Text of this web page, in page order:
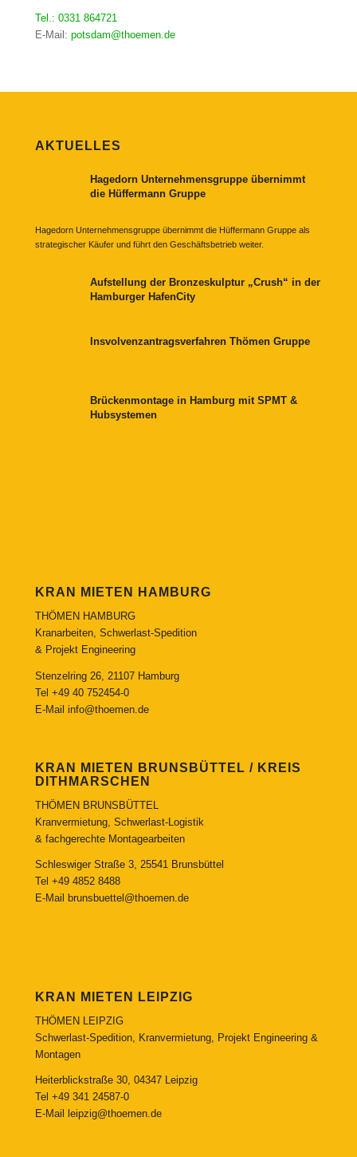
Tel.: 0331 864721
E-Mail: potsdam@thoemen.de
AKTUELLES
Hagedorn Unternehmensgruppe übernimmt
die Hüffermann Gruppe
Hagedorn Unternehmensgruppe übernimmt die Hüffermann Gruppe als
strategischer Käufer und führt den Geschäftsbetrieb weiter.
Aufstellung der Bronzeskulptur „Crush“ in der
Hamburger HafenCity
Insvolvenzantragsverfahren Thömen Gruppe
Brückenmontage in Hamburg mit SPMT &
Hubsystemen
KRAN MIETEN HAMBURG
THÖMEN HAMBURG
Kranarbeiten, Schwerlast-Spedition
& Projekt Engineering
Stenzelring 26, 21107 Hamburg
Tel +49 40 752454-0
E-Mail info@thoemen.de
KRAN MIETEN BRUNSBÜTTEL / KREIS
DITHMARSCHEN
THÖMEN BRUNSBÜTTEL
Kranvermietung, Schwerlast-Logistik
& fachgerechte Montagearbeiten
Schleswiger Straße 3, 25541 Brunsbüttel
Tel +49 4852 8488
E-Mail
brunsbuettel@thoemen.de
KRAN MIETEN LEIPZIG
THÖMEN LEIPZIG
Schwerlast-Spedition, Kranvermietung, Projekt Engineering &
Montagen
Heiterblickstraße 30, 04347 Leipzig
Tel +49 341 24587-0
E-Mail
leipzig@thoemen.de